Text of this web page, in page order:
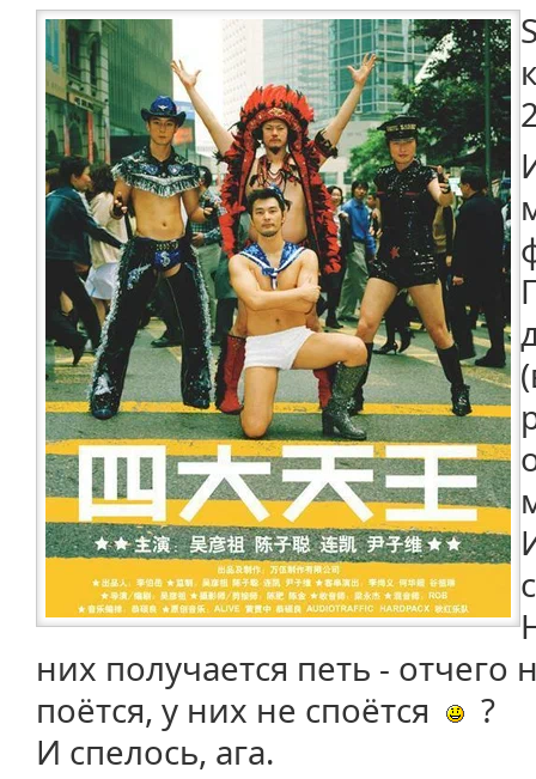
них получается петь -
поётся, у них не споётся
?
И спелось, ага.